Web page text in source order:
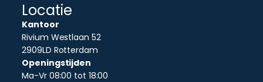
Locatie
Kantoor
Rivium Westlaan 52
2909LD Rotterdam
Openingstijden
Ma-Vr 08:00 tot 18:00